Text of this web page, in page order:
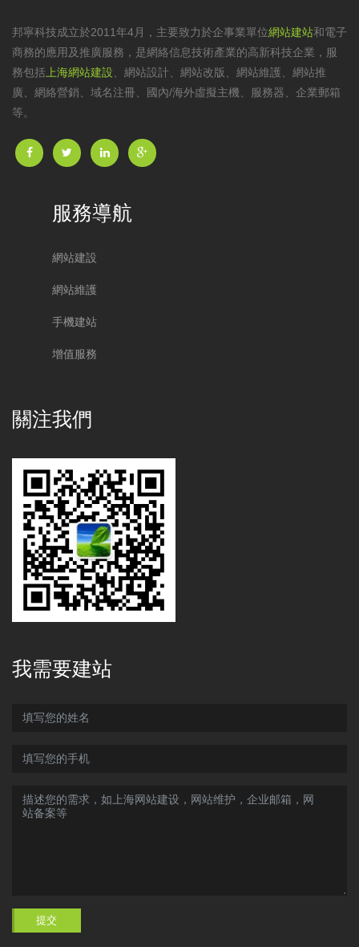
邦寧科技成立於2011年4月，主要致力於企事業單位網站建站和電子
商務的應用及推廣服務，是網絡信息技術產業的高新科技企業，服
務包括 上海網站建設 網站設計 網站改版 網站維護 、網站推
廣、網絡營銷、域名注冊、國內/海外虛擬主機、服務器、企業郵箱
等。
服務導航
網站建設
網站維護
手機建站
增值服務
關注我們
我需要建站
提交